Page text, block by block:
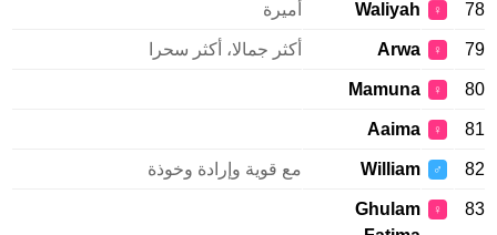
78
♀
Waliyah أميرة
79
♀
Arwa أكثر جمالا، أكثر سحرا
80
♀
Mamuna
81
♀
Aaima
82
♂
William مع قوية وإرادة وخوذة
83
♀
Ghulam